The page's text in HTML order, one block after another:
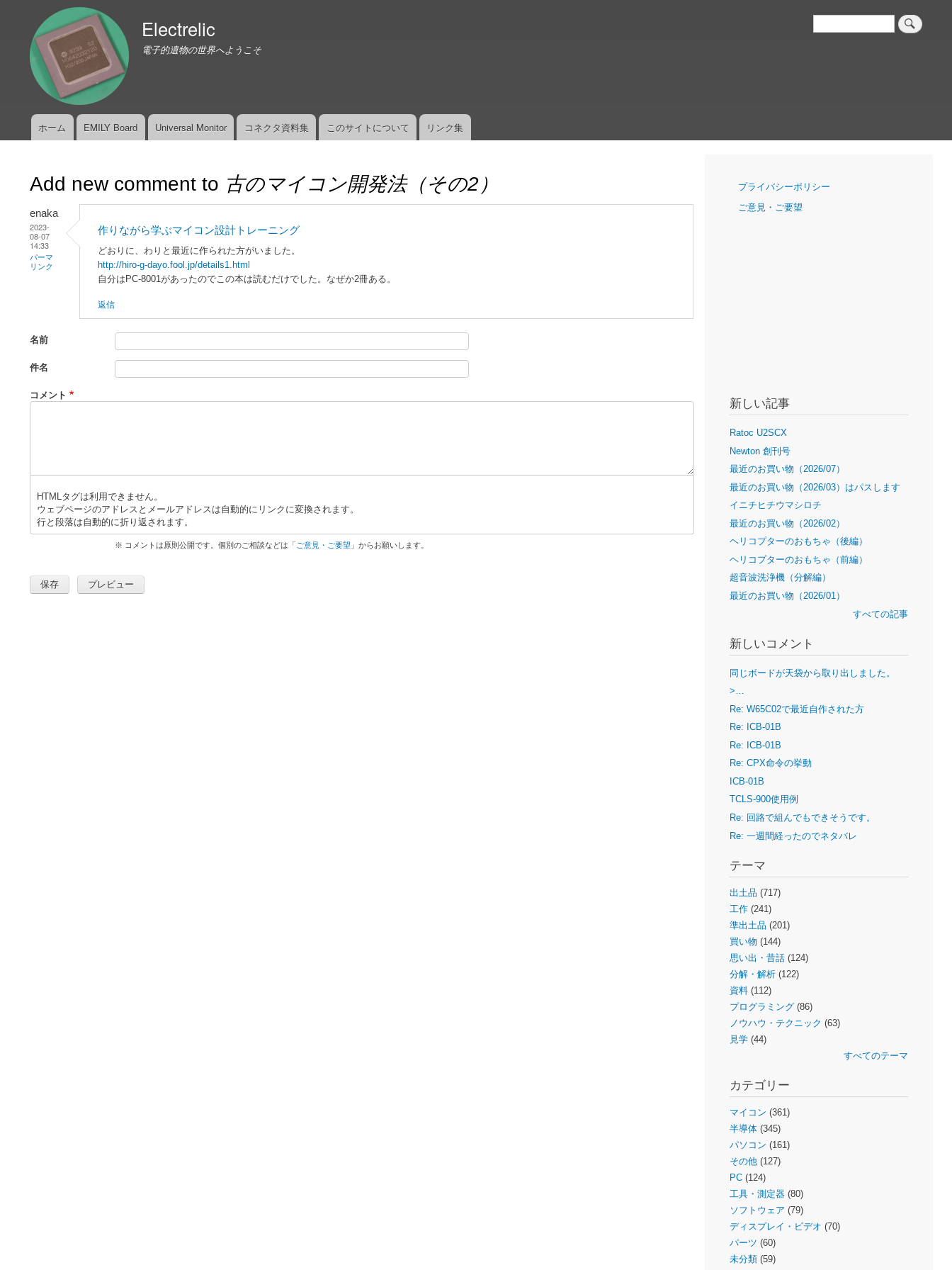
検
索
Electrelic
電子的遺物の世界へようこそ
ュ
ー
ホーム EMILY Board Universal Monitor コネクタ資料集 このサイトについて リンク集
Add new comment to 古のマイコン開発法（その2）
enaka
2023-
08-07
14:33
パーマ
リンク
作りながら学ぶマイコン設計トレーニング
どおりに、わりと最近に作られた方がいました。
http://hiro-g-dayo.fool.jp/details1.html
自分はPC-8001があったのでこの本は読むだけでした。なぜか2冊ある。
返信
名前
件名
コメント
HTMLタグは利用できません。
ウェブページのアドレスとメールアドレスは自動的にリンクに変換されます。
行と段落は自動的に折り返されます。
※ コメントは原則公開です。個別のご相談などは「 ご意見・ご要望 」からお願いします。
ナ
ゲ
プライバシーポリシー
ご意見・ご要望
新しい記事
Ratoc U2SCX
Newton 創刊号
最近のお買い物（2026/07）
最近のお買い物（2026/03）はパスします
イニチヒチウマシロチ
最近のお買い物（2026/02）
ヘリコプターのおもちゃ（後編）
ヘリコプターのおもちゃ（前編）
超音波洗浄機（分解編）
最近のお買い物（2026/01）
すべての記事
新しいコメント
同じボードが天袋から取り出しました。
>…
Re: W65C02で最近自作された方
Re: ICB-01B
Re: ICB-01B
Re: CPX命令の挙動
ICB-01B
TCLS-900使用例
Re: 回路で組んでもできそうです。
Re: 一週間経ったのでネタバレ
テーマ
出土品 (717)
工作(241)
準出土品 (201)
買い物 (144)
思い出・昔話(124)
分解・解析(122)
資料(112)
プログラミング(86)
ノウハウ・テクニック (63)
見学(44)
すべてのテーマ
カテゴリー
マイコン (361)
半導体(345)
パソコン (161)
その他(127)
PC(124)
工具・測定器(80)
ソフトウェア (79)
ディスプレイ・ビデオ (70)
パーツ (60)
未分類(59)